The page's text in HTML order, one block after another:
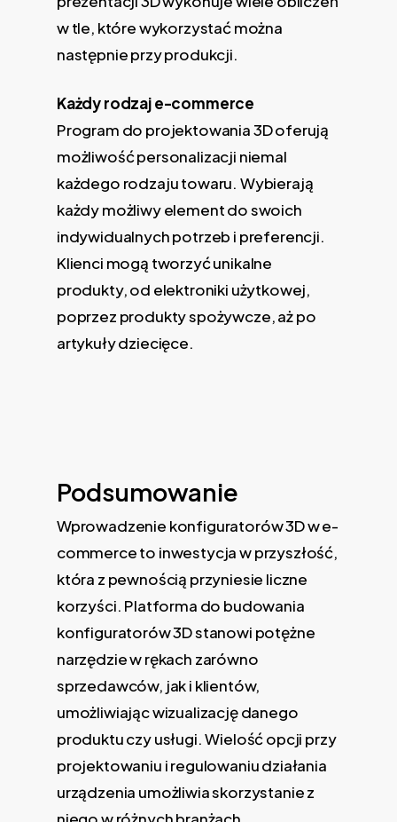
w tle, które wykorzystać można
następnie przy produkcji.
Każdy rodzaj e-commerce
Program do projektowania 3D oferują
możliwość personalizacji niemal
każdego rodzaju towaru. Wybierają
każdy możliwy element do swoich
indywidualnych potrzeb i preferencji.
Klienci mogą tworzyć unikalne
produkty, od elektroniki użytkowej,
poprzez produkty spożywcze, aż po
artykuły dziecięce.
Podsumowanie
Wprowadzenie konfiguratorów 3D w e-
commerce to inwestycja w przyszłość,
która z pewnością przyniesie liczne
korzyści. Platforma do budowania
konfiguratorów 3D stanowi potężne
narzędzie w rękach zarówno
sprzedawców, jak i klientów,
umożliwiając wizualizację danego
produktu czy usługi. Wielość opcji przy
projektowaniu i regulowaniu działania
urządzenia umożliwia skorzystanie z
niego w różnych branżach.